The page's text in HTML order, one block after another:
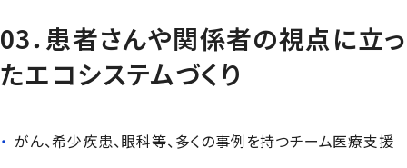
03．患者さんや関係者の視点に立っ
たエコシステムづくり
がん、希少疾患、眼科等、多くの事例を持つチーム医療支援